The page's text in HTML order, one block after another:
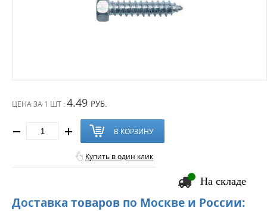
ЦЕНА ЗА 1 ШТ : 4.49 РУБ.
В КОРЗИНУ
Купить в один клик
На складе
Доставка товаров по Москве и России: